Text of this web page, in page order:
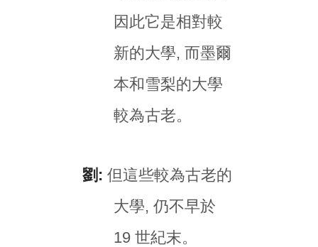
因此它是相對較
新的大學, 而墨爾
本和雪梨的大學
較為古老。
劉: 但這些較為古老的
大學, 仍不早於
19 世紀末。